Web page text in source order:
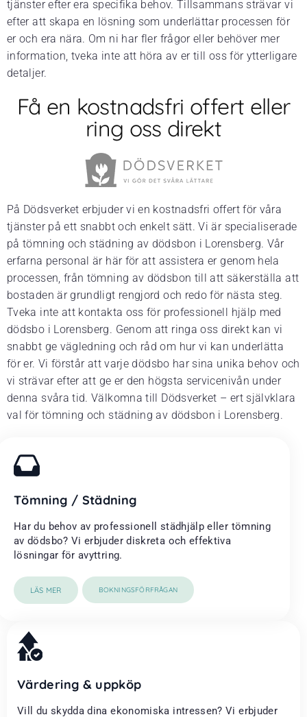
tjänster efter era specifika behov. Tillsammans strävar vi
efter att skapa en lösning som underlättar processen för
er och era nära. Om ni har fler frågor eller behöver mer
information, tveka inte att höra av er till oss för ytterligare
detaljer.
Få en kostnadsfri offert eller
ring oss direkt
På Dödsverket erbjuder vi en kostnadsfri offert för våra
tjänster på ett snabbt och enkelt sätt. Vi är specialiserade
på tömning och städning av dödsbon i Lorensberg. Vår
erfarna personal är här för att assistera er genom hela
processen, från tömning av dödsbon till att säkerställa att
bostaden är grundligt rengjord och redo för nästa steg.
Tveka inte att kontakta oss för professionell hjälp med
dödsbo i Lorensberg. Genom att ringa oss direkt kan vi
snabbt ge vägledning och råd om hur vi kan underlätta
för er. Vi förstår att varje dödsbo har sina unika behov och
vi strävar efter att ge er den högsta servicenivån under
denna svåra tid. Välkomna till Dödsverket – ert självklara
val för tömning och städning av dödsbon i Lorensberg.
Tömning / Städning
Har du behov av professionell städhjälp eller tömning
av dödsbo? Vi erbjuder diskreta och effektiva
lösningar för avyttring.
LÄS MER BOKNINGSFÖRFRÅGAN
Värdering & uppköp
Vill du skydda dina ekonomiska intressen? Vi erbjuder